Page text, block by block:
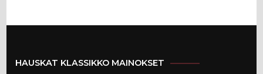
HAUSKAT KLASSIKKO MAINOKSET